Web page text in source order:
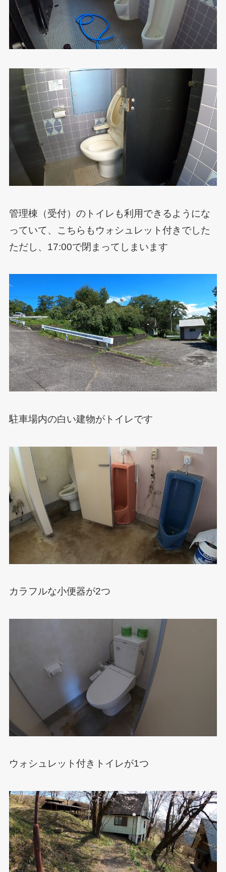
管理棟（受付）のトイレも利用できるようにな
っていて、こちらもウォシュレット付きでした
ただし、17:00で閉まってしまいます
駐車場内の白い建物がトイレです
カラフルな小便器が2つ
ウォシュレット付きトイレが1つ